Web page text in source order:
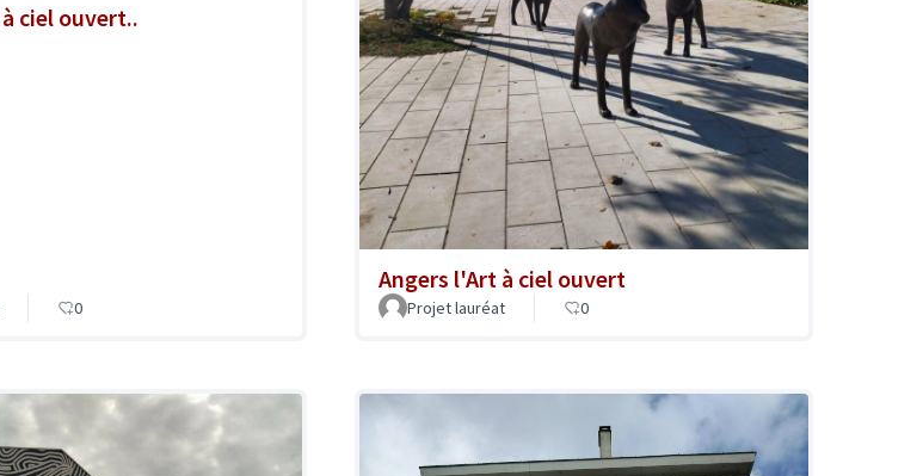
ciel ouvert..
0
Angers l'Art à ciel ouvert
Projet lauréat 0